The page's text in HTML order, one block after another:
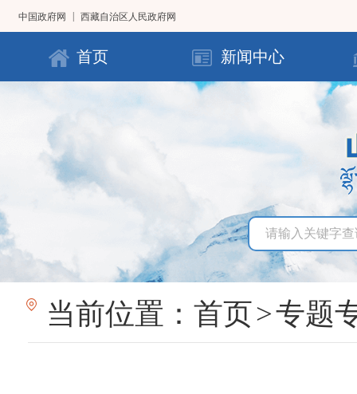
中国政府网 西藏自治区人民政府网
首页 新闻中心
当前位置： 首页>专题